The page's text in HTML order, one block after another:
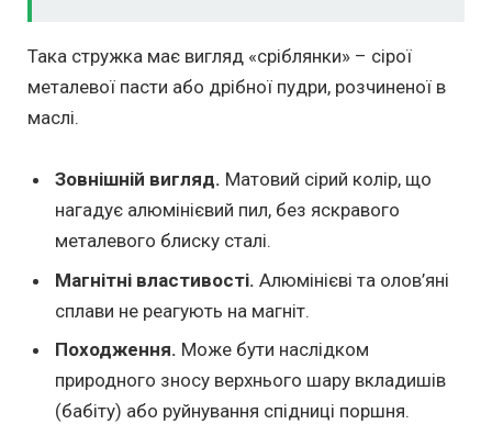
Така стружка має вигляд «сріблянки» – сірої
металевої пасти або дрібної пудри, розчиненої в
маслі.
Зовнішній вигляд. Матовий сірий колір, що
нагадує алюмінієвий пил, без яскравого
металевого блиску сталі.
Магнітні властивості. Алюмінієві та олов’яні
сплави не реагують на магніт.
Походження. Може бути наслідком
природного зносу верхнього шару вкладишів
(бабіту) або руйнування спідниці поршня.